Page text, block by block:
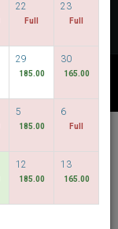
22
Full
23
Full
29
185.00
30
165.00
5
185.00
6
Full
12
185.00
13
165.00